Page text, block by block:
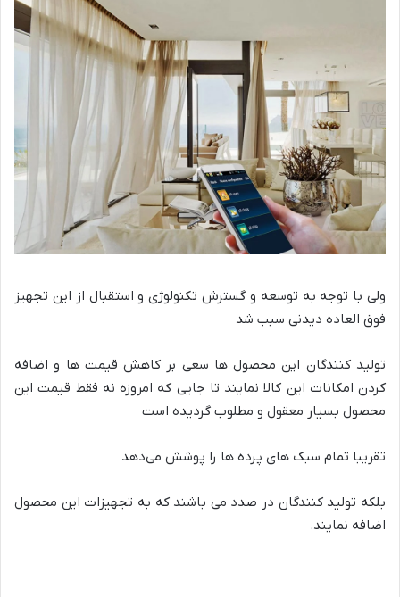
ولی با توجه به توسعه و گسترش تکنولوژی و استقبال از این تجهیز
فوق العاده دیدنی سبب شد
تولید کنندگان این محصول ها سعی بر کاهش قیمت ها و اضافه
کردن امکانات این کالا نمایند تا جایی که امروزه نه فقط قیمت این
محصول بسیار معقول و مطلوب گردید‌ه است
تقریبا تمام سبک های پرده ها را پوشش می‌دهد
بلکه تولید کنندگان در صدد می باشند که به تجهیزات این محصول
اضافه نمایند.